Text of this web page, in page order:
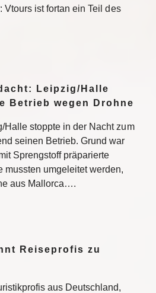
Vtours ist fortan ein Teil des
Leipzig/Halle
Betrieb wegen Drohne
Halle stoppte in der Nacht zum
seinen Betrieb. Grund war
Sprengstoff präparierte
mussten umgeleitet werden,
aus Mallorca….
Reiseprofis zu
aus Deutschland,